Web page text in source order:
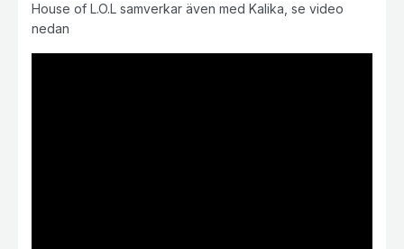
House of L.O.L samverkar även med Kalika, se video
nedan